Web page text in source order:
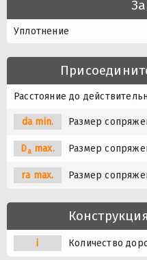
Уплотнение
Расстояние до
da min. Размер
Damax. Размер
ra max. Размер
i Количество